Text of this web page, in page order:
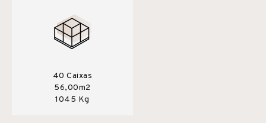
40 Caixas
56,00m2
1045 Kg